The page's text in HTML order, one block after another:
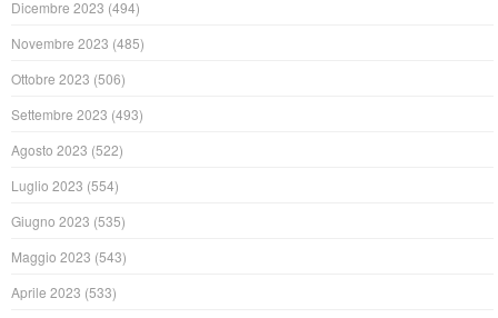
Dicembre 2023 (494)
Novembre 2023 (485)
Ottobre 2023 (506)
Settembre 2023 (493)
Agosto 2023 (522)
Luglio 2023 (554)
Giugno 2023 (535)
Maggio 2023 (543)
Aprile 2023 (533)